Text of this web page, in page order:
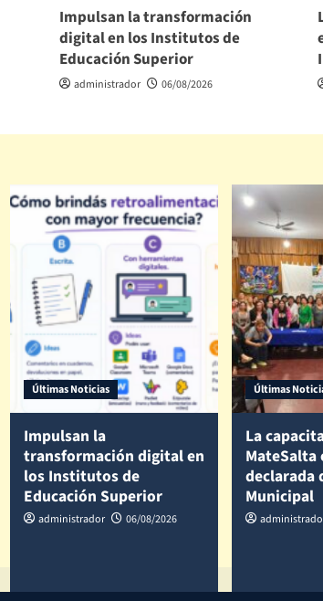
Impulsan la transformación
digital en los Institutos de
Educación Superior
administrador 06/08/2026
Últimas Noticias
Impulsan la
transformación digital en
los Institutos de
Educación Superior
administrador 06/08/2026
Últimas
La
MateSalta
declarada
Municipal